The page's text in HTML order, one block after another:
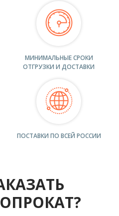
МИНИМАЛЬНЫЕ СРОКИ
ОТГРУЗКИ И ДОСТАВКИ
ПОСТАВКИ ПО ВСЕЙ РОССИИ